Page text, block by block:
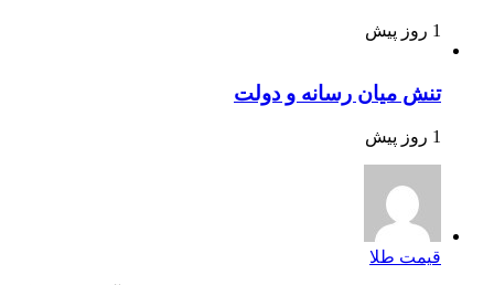
1 روز پیش
تنش میان رسانه و دولت
1 روز پیش
قیمت طلا